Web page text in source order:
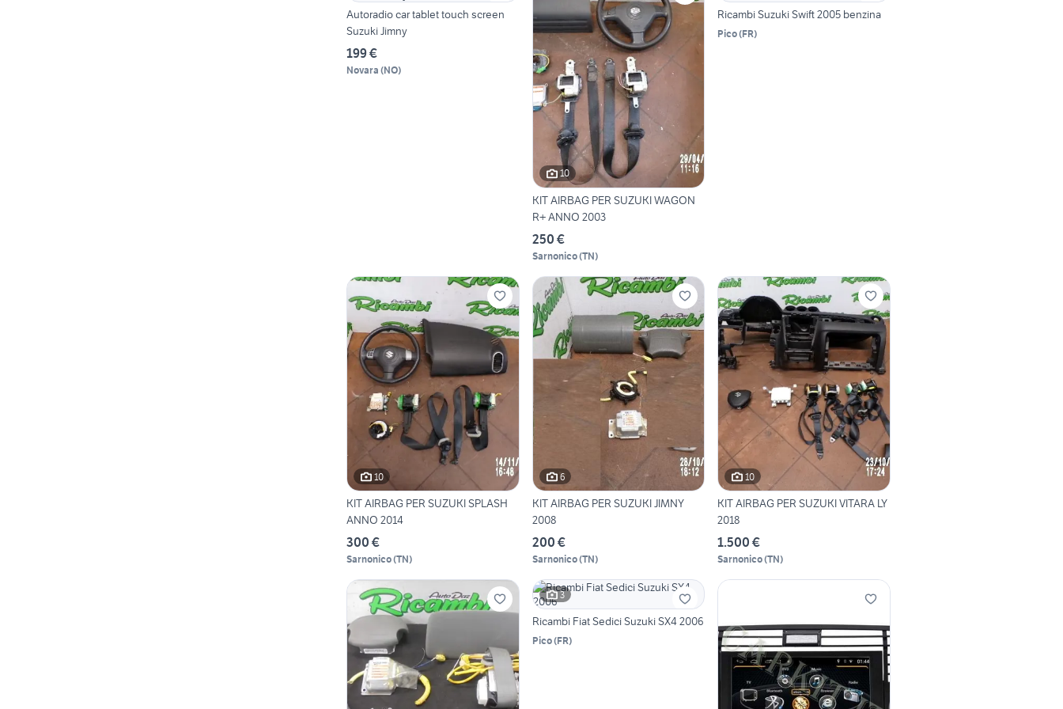
Autoradio car tablet touch screen
Suzuki Jimny
199 €
Novara (NO)
10
KIT AIRBAG PER SUZUKI WAGON
R+ ANNO 2003
250 €
Sarnonico(TN)
Ricambi Suzuki Swift 2005 benzina
Pico(FR)
10
KIT AIRBAG PER SUZUKI SPLASH
ANNO 2014
300 €
Sarnonico(TN)
6
KIT AIRBAG PER SUZUKI JIMNY
2008
200 €
Sarnonico(TN)
10
KIT AIRBAG PER SUZUKI VITARA LY
2018
1.500 €
Sarnonico(TN)
3
Ricambi Fiat Sedici Suzuki SX4 2006
Pico(FR)